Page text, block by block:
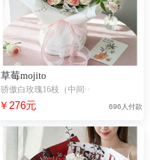
草莓mojito
骄傲白玫瑰16枝（中间··
￥276元 696人付款